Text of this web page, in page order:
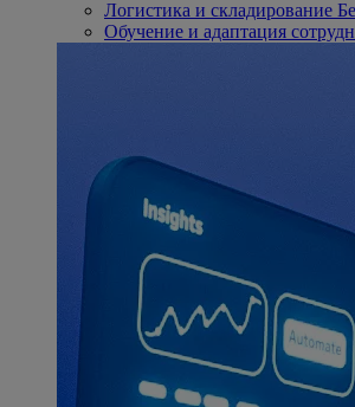
Логистика и складирование
Обучение и адаптация